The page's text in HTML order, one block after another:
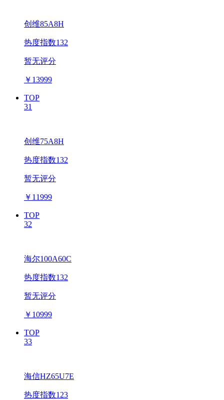
创维85A8H
热度指数132
暂无评分
￥ 13999
TOP
31
创维75A8H
热度指数132
暂无评分
￥ 11999
TOP
32
海尔100A60C
热度指数132
暂无评分
￥ 10999
TOP
33
海信HZ65U7E
热度指数123